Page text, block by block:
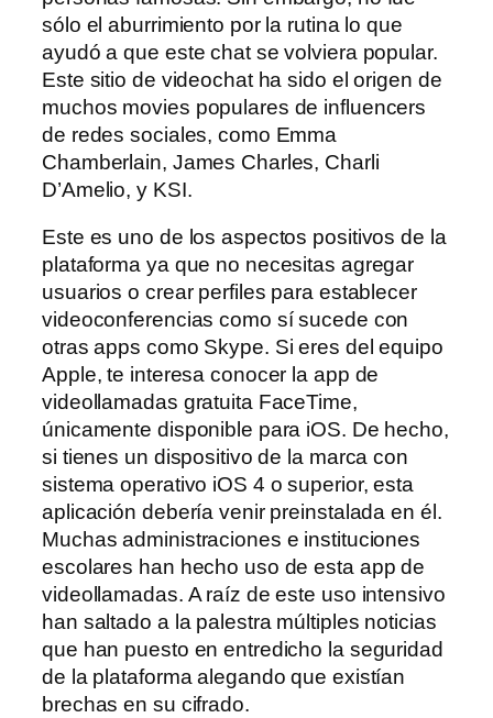
sólo el aburrimiento por la rutina lo que
ayudó a que este chat se volviera popular.
Este sitio de videochat ha sido el origen de
muchos movies populares de influencers
de redes sociales, como Emma
Chamberlain, James Charles, Charli
D’Amelio, y KSI.
Este es uno de los aspectos positivos de la
plataforma ya que no necesitas agregar
usuarios o crear perfiles para establecer
videoconferencias como sí sucede con
otras apps como Skype. Si eres del equipo
Apple, te interesa conocer la app de
videollamadas gratuita FaceTime,
únicamente disponible para iOS. De hecho,
si tienes un dispositivo de la marca con
sistema operativo iOS 4 o superior, esta
aplicación debería venir preinstalada en él.
Muchas administraciones e instituciones
escolares han hecho uso de esta app de
videollamadas. A raíz de este uso intensivo
han saltado a la palestra múltiples noticias
que han puesto en entredicho la seguridad
de la plataforma alegando que existían
brechas en su cifrado.